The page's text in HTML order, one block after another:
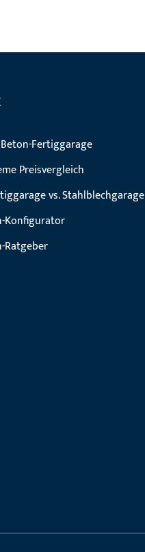
Fertiggarage
Preisvergleich
vs. Stahlblechgarage
Konfigurator
Ratgeber